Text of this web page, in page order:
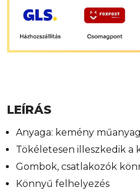
LEÍRÁS
Anyaga: kemény műanyag
Tökéletesen illeszkedik a
Gombok, csatlakozók
Könnyű felhelyezés